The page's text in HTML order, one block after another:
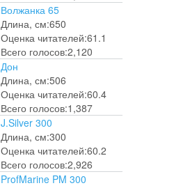
Волжанка 65
Длина, см:650
Оценка читателей:61.1
Всего голосов:2,120
Дон
Длина, см:506
Оценка читателей:60.4
Всего голосов:1,387
J.Silver 300
Длина, см:300
Оценка читателей:60.2
Всего голосов:2,926
ProfMarine PM 300